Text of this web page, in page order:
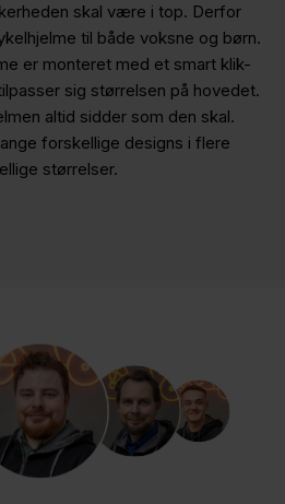
skal være i top. Derfor
til både voksne og børn.
er monteret med et smart klik-
sig størrelsen på hovedet.
altid sidder som den skal.
forskellige designs i flere
størrelser.